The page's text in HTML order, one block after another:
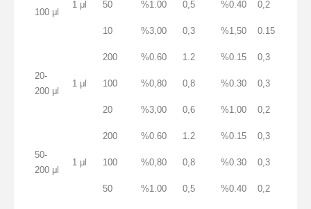
100 μl
1 μl 50 %1.00 0,5 %0.40 0,2
10 %3,00 0,3 %1,50 0.15
20-
200 μl
1 μl
200 %0.60 1.2 %0.15 0,3
100 %0,80 0,8 %0.30 0,3
20 %3,00 0,6 %1.00 0,2
50-
200 μl
1 μl
200 %0.60 1.2 %0.15 0,3
100 %0,80 0,8 %0.30 0,3
50 %1.00 0,5 %0.40 0,2